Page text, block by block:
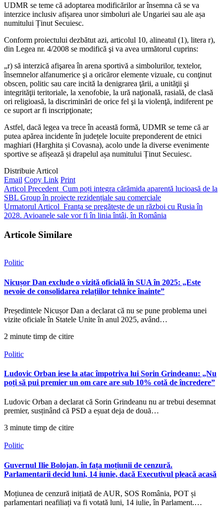
UDMR se teme că adoptarea modificărilor ar însemna că se va
interzice inclusiv afișarea unor simboluri ale Ungariei sau ale așa
numitului Ținut Secuiesc.
Conform proiectului dezbătut azi, articolul 10, alineatul (1), litera r),
din Legea nr. 4/2008 se modifică şi va avea următorul cuprins:
„r) să interzică afişarea în arena sportivă a simbolurilor, textelor,
însemnelor alfanumerice şi a oricăror elemente vizuale, cu conţinut
obscen, politic sau care incită la denigrarea ţării, a unităţii şi
integrităţii teritoriale, la xenofobie, la ură naţională, rasială, de clasă
ori religioasă, la discriminări de orice fel şi la violenţă, indiferent pe
ce suport ar fi inscripţionate;
Astfel, dacă legea va trece în această formă, UDMR se teme că ar
putea apărea incidente în județele locuite preponderent de etnici
maghiari (Harghita și Covasna), acolo unde la diverse evenimente
sportive se afișează și drapelul așa numitului Ținut Secuiesc.
Distribuie Articol
Email Copy Link Print
Articol Precedent Cum poți integra cărămida aparentă lucioasă de la
SBL Group în proiecte rezidențiale sau comerciale
Urmatorul Articol Franța se pregătește de un război cu Rusia în
2028. Avioanele sale vor fi în linia întâi, în România
Articole Similare
Politic
Nicușor Dan exclude o vizită oficială în SUA în 2025: „Este
nevoie de consolidarea relațiilor tehnice înainte”
Președintele Nicușor Dan a declarat că nu se pune problema unei
vizite oficiale în Statele Unite în anul 2025, având…
2 minute timp de citire
Politic
Ludovic Orban iese la atac împotriva lui Sorin Grindeanu: „Nu
poți să pui premier un om care are sub 10% cotă de încredere”
Ludovic Orban a declarat că Sorin Grindeanu nu ar trebui desemnat
premier, susținând că PSD a eșuat deja de două…
3 minute timp de citire
Politic
Guvernul Ilie Bolojan, în fața moțiunii de cenzură.
Parlamentarii decid luni, 14 iunie, dacă Executivul pleacă acasă
Moțiunea de cenzură inițiată de AUR, SOS România, POT și
parlamentari neafiliați va fi votată luni, 14 iulie, în Parlament.…